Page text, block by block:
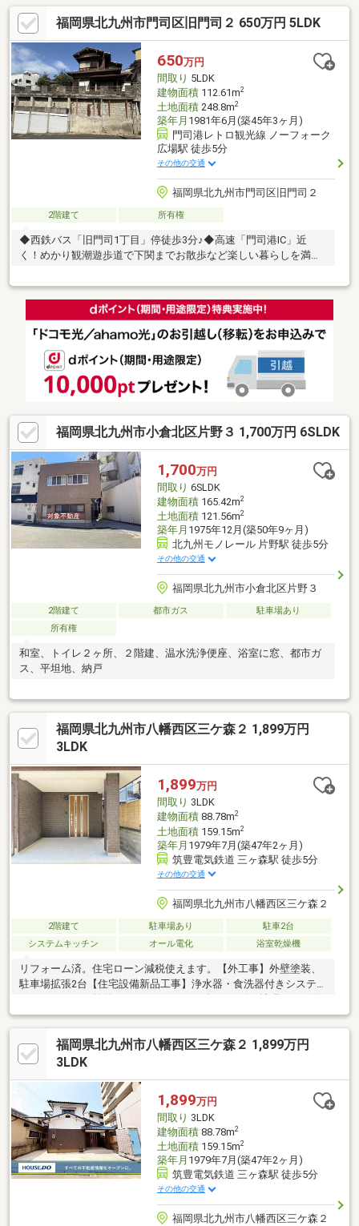
どに当店は、おすすめです。お家購入についてのご相談、購入時
にかかる諸費用、住宅ローン、相続の相談等お家の事ならすべて
対応させて頂きます。いろいろな解決策をご提案させて頂きま
す。詳しくはお問合せください!! 見るだけ、聞くだけ全て無料で
す。
福岡県北九州市門司区旧門司２ 650万円 5LDK
650万円
間取り 5LDK
建物面積112.61m2
土地面積248.8m2
築年月 1981年6月(築45年3ヶ月)
門司港レトロ観光線 ノーフォーク
広場駅 徒歩5分
その他の交通
福岡県北九州市門司区旧門司２
2階建て 所有権
◆西鉄バス「旧門司1丁目」停徒歩3分♪◆高速「門司港IC」近
く！めかり観潮遊歩道で下関までお散歩など楽しい暮らしを満喫
福岡県北九州市小倉北区片野３ 1,700万円 6SLDK
1,700万円
間取り 6SLDK
建物面積165.42m2
土地面積121.56m2
築年月 1975年12月(築50年9ヶ月)
北九州モノレール 片野駅 徒歩5分
その他の交通
福岡県北九州市小倉北区片野３
2階建て 都市ガス
駐車場あり
所有権
和室、トイレ２ヶ所、２階建、温水洗浄便座、浴室に窓、都市ガ
ス、平坦地、納戸
福岡県北九州市八幡西区三ケ森２ 1,899万円
3LDK
1,899万円
間取り 3LDK
建物面積88.78m2
土地面積159.15m2
築年月 1979年7月(築47年2ヶ月)
筑豊電気鉄道 三ヶ森駅 徒歩5分
その他の交通
福岡県北九州市八幡西区三ケ森２
2階建て 駐車場あり
駐車2台
システムキッチン
オール電化 浴室乾燥機
リフォーム済。住宅ローン減税使えます。【外工事】外壁塗装、
駐車場拡張2台【住宅設備新品工事】浄水器・食洗器付きシステム
鏡洗面化粧台、リクシル製保温洗浄便座付きトイレ、大容量460L
エコキュート（追い焚きあり）【内部】間取変更、玄関ドア・玄
関タイル、ミラー付シューズボックス、全室クロス、全室床フロ
アタイル、全室建具、ＬＥＤ照明器具全室、モニター付インター
【その他】一部断熱材設置、シロアリ予防工事、基礎強化工事、
建物耐震診断・補強工事、建物状況調査
福岡県北九州市八幡西区三ケ森２ 1,899万円
3LDK
1,899万円
間取り 3LDK
建物面積88.78m2
土地面積159.15m2
築年月 1979年7月(築47年2ヶ月)
筑豊電気鉄道 三ヶ森駅 徒歩5分
その他の交通
福岡県北九州市八幡西区三ケ森２